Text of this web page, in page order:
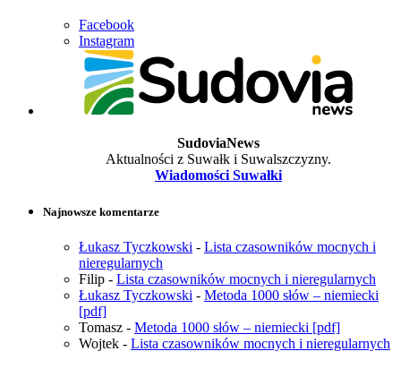
Facebook
Instagram
SudoviaNews
Aktualności z Suwałk i Suwalszczyzny.
Wiadomości Suwałki
Najnowsze komentarze
Łukasz Tyczkowski - Lista czasowników mocnych i
nieregularnych
Filip - Lista czasowników mocnych i nieregularnych
Łukasz Tyczkowski - Metoda 1000 słów – niemiecki
[pdf]
Tomasz - Metoda 1000 słów – niemiecki [pdf]
Wojtek - Lista czasowników mocnych i nieregularnych